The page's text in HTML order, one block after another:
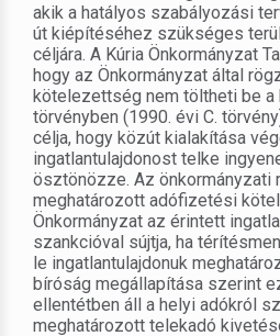
akik a hatályos szabályozási
út kiépítéséhez szükséges
céljára. A Kúria Önkormányzat
hogy az Önkormányzat által
kötelezettség nem töltheti be
törvényben (1990. évi C.
célja, hogy közút kialakítása
ingatlantulajdonost telke
ösztönözze. Az önkormányzati
meghatározott adófizetési
Önkormányzat az érintett
szankcióval sújtja, ha
le ingatlantulajdonuk
bíróság megállapítása szerint
ellentétben áll a helyi adókról
meghatározott telekadó